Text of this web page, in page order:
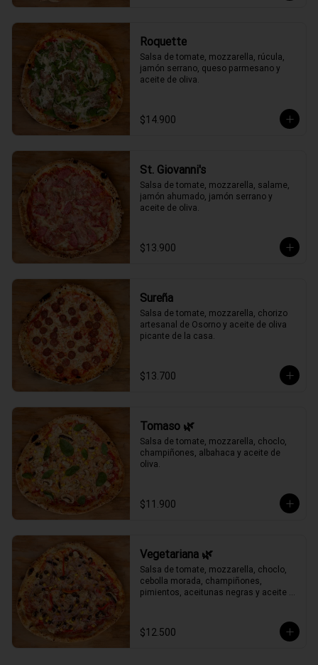
Roquette
Salsa de tomate, mozzarella, rúcula,
jamón serrano, queso parmesano y
aceite de oliva.
$14.900
St. Giovanni's
Salsa de tomate, mozzarella, salame,
jamón ahumado, jamón serrano y
aceite de oliva.
$13.900
Sureña
Salsa de tomate, mozzarella, chorizo
artesanal de Osorno y aceite de oliva
picante de la casa.
$13.700
Tomaso 🌿
Salsa de tomate, mozzarella, choclo,
champiñones, albahaca y aceite de
oliva.
$11.900
Vegetariana 🌿
Salsa de tomate, mozzarella, choclo,
cebolla morada, champiñones,
pimientos, aceitunas negras y aceite
$12.500